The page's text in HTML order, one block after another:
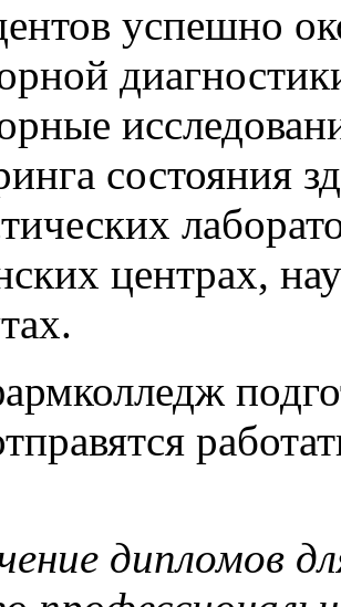
успешно
состояния
центрах,
дипломов